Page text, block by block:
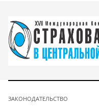
ЗАКОНОДАТЕЛЬСТВО